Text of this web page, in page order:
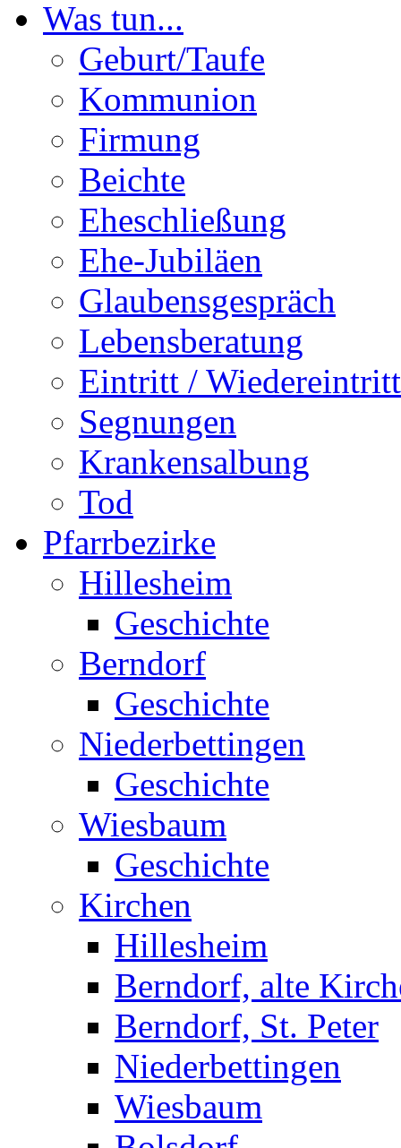
Was tun...
Geburt/Taufe
Kommunion
Firmung
Beichte
Eheschließung
Ehe-Jubiläen
Glaubensgespräch
Lebensberatung
Eintritt / Wiedereintritt
Segnungen
Krankensalbung
Tod
Pfarrbezirke
Hillesheim
Geschichte
Berndorf
Geschichte
Niederbettingen
Geschichte
Wiesbaum
Geschichte
Kirchen
Hillesheim
Berndorf, alte
Berndorf, St. Peter
Niederbettingen
Wiesbaum